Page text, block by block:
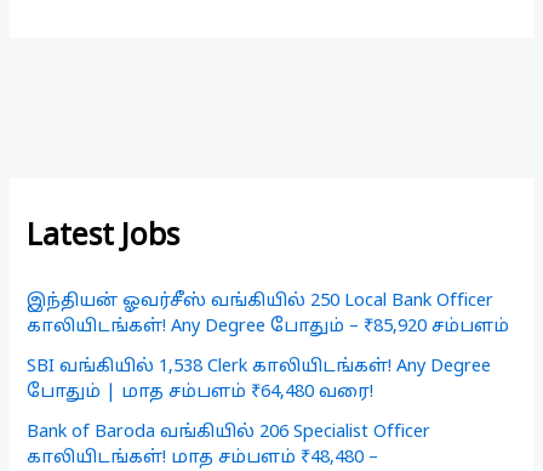
Latest Jobs
இந்தியன் ஓவர்சீஸ் வங்கியில் 250 Local Bank Officer
காலியிடங்கள்! Any Degree போதும் – ₹85,920 சம்பளம்
SBI வங்கியில் 1,538 Clerk காலியிடங்கள்! Any Degree
போதும் | மாத சம்பளம் ₹64,480 வரை!
Bank of Baroda வங்கியில் 206 Specialist Officer
காலியிடங்கள்! மாத சம்பளம் ₹48,480 –